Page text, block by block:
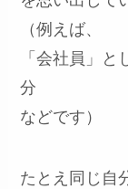
（例えば、
「会社員」
分
などです）
たとえ同じ自